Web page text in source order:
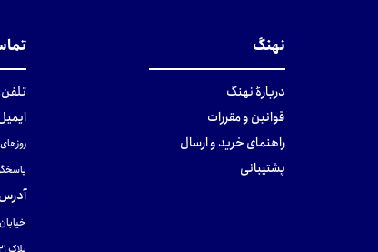
نهنگ
دربارهٔ نهنگ
قوانین و مقررات
راهنمای خرید و ارسال
پشتیبانی
روزهای